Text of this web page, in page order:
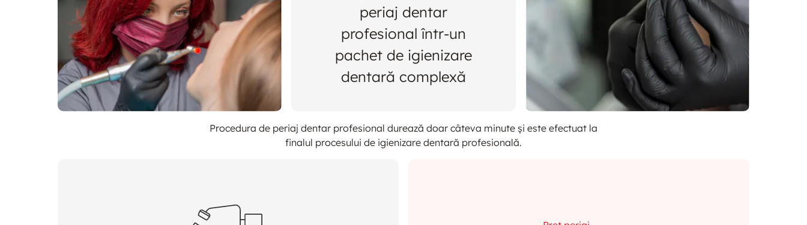
periaj dentar
profesional într-un
pachet de igienizare
dentară complexă
Procedura de periaj dentar profesional durează doar câteva minute și este efectuat la
finalul procesului de igienizare dentară profesională.